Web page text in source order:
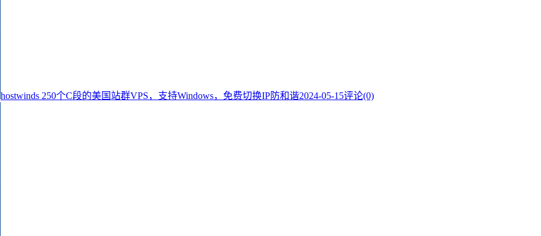
hostwinds 250个C段的美国站群VPS，支持Windows，免费切换IP防和谐2024-05-15评论(0)